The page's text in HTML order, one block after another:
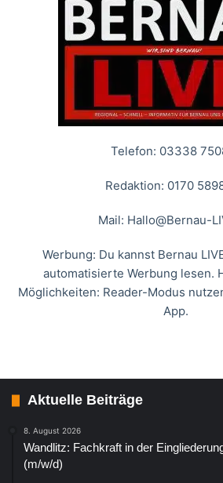
Telefon: 03338
Redaktion: 0170
Mail: Hallo@Bernau-
Werbung: Du kannst Bernau
automatisierte Werbung lesen.
Möglichkeiten: Reader-Modus
App.
Aktuelle Beiträge
8. August 2026
Wandlitz: Fachkraft in der
(m/w/d)